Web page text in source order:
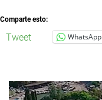
Comparte esto:
Tweet WhatsApp